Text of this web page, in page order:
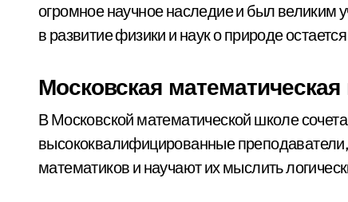
огромное научное наследие и был великим
в развитие физики и наук о природе
Московская
В Московской математической школе
высококвалифицированные
математиков и научают их мыслить